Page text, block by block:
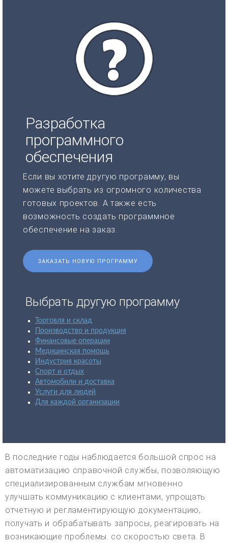
Разработка
программного
обеспечения
Если вы хотите другую программу, вы
можете выбрать из огромного количества
готовых проектов. А также есть
возможность создать программное
обеспечение на заказ.
ЗАКАЗАТЬ НОВУЮ ПРОГРАММУ
Выбрать другую программу
Торговля и склад
Производство и продукция
Финансовые операции
Медицинская помощь
Индустрия красоты
Спорт и отдых
Автомобили и доставка
Услуги для людей
Для каждой организации
В последние годы наблюдается большой спрос на
автоматизацию справочной службы, позволяющую
специализированным службам мгновенно
улучшать коммуникацию с клиентами, упрощать
отчетную и регламентирующую документацию,
получать и обрабатывать запросы, реагировать на
возникающие проблемы. со скоростью света. В